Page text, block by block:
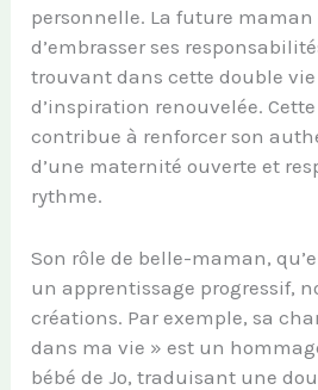
personnelle. La future
d’embrasser ses
trouvant dans cette double
d’inspiration renouvelée.
contribue à renforcer son
d’une maternité ouverte et
rythme.
Son rôle de belle-maman,
un apprentissage progressif,
créations. Par exemple, sa
dans ma vie » est un
bébé de Jo, traduisant une